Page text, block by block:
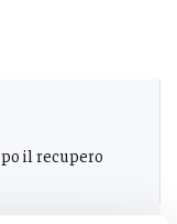
il recupero